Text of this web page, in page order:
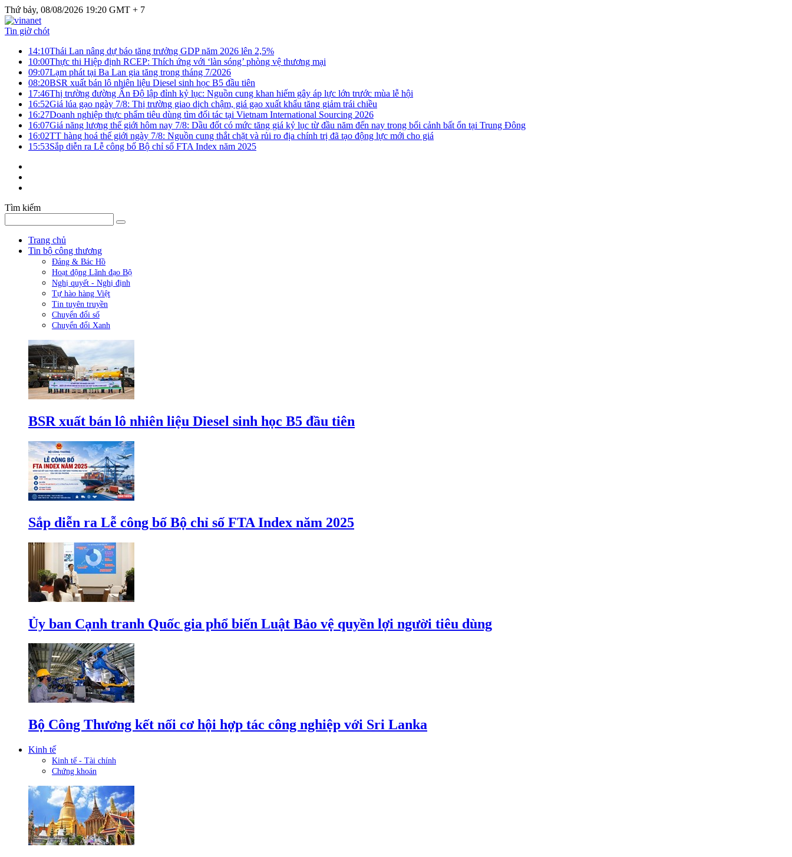
Thứ bảy, 08/08/2026 19:20 GMT + 7
Tin giờ chót
14:10Thái Lan nâng dự báo tăng trưởng GDP năm 2026 lên 2,5%
10:00Thực thi Hiệp định RCEP: Thích ứng với ‘làn sóng’ phòng vệ thương mại
09:07Lạm phát tại Ba Lan gia tăng trong tháng 7/2026
08:20BSR xuất bán lô nhiên liệu Diesel sinh học B5 đầu tiên
17:46Thị trường đường Ấn Độ lập đỉnh kỷ lục: Nguồn cung khan hiếm gây áp lực lớn trước mùa lễ hội
16:52Giá lúa gạo ngày 7/8: Thị trường giao dịch chậm, giá gạo xuất khẩu tăng giảm trái chiều
16:27Doanh nghiệp thực phẩm tiêu dùng tìm đối tác tại Vietnam International Sourcing 2026
16:07Giá năng lượng thế giới hôm nay 7/8: Dầu đốt có mức tăng giá kỷ lục từ đầu năm đến nay trong bối cảnh bất ổn tại Trung Đông
16:02TT hàng hoá thế giới ngày 7/8: Nguồn cung thắt chặt và rủi ro địa chính trị đã tạo động lực mới cho giá
15:53Sắp diễn ra Lễ công bố Bộ chỉ số FTA Index năm 2025
Tìm kiếm
Trang chủ
Tin bộ công thương
Đảng & Bác Hồ
Hoạt động Lãnh đạo Bộ
Nghị quyết - Nghị định
Tự hào hàng Việt
Tin tuyên truyền
Chuyển đổi số
Chuyển đổi Xanh
BSR xuất bán lô nhiên liệu Diesel sinh học B5 đầu tiên
Sắp diễn ra Lễ công bố Bộ chỉ số FTA Index năm 2025
Ủy ban Cạnh tranh Quốc gia phổ biến Luật Bảo vệ quyền lợi người tiêu dùng
Bộ Công Thương kết nối cơ hội hợp tác công nghiệp với Sri Lanka
Kinh tế
Kinh tế - Tài chính
Chứng khoán